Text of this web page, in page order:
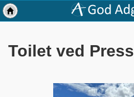
Toilet ved